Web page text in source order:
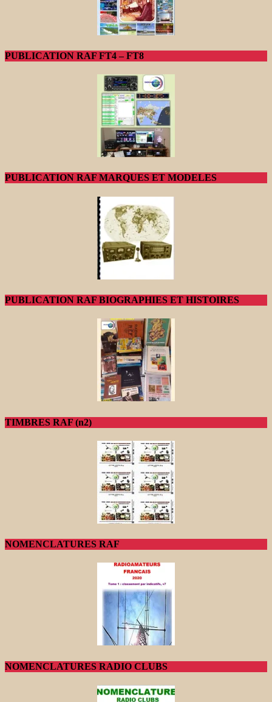
PUBLICATION RAF FT4 – FT8
PUBLICATION RAF MARQUES ET MODELES
PUBLICATION RAF BIOGRAPHIES ET HISTOIRES
TIMBRES RAF (n2)
NOMENCLATURES RAF
NOMENCLATURES RADIO CLUBS